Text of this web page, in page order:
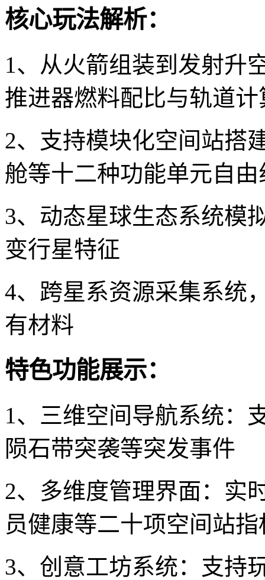
核心玩法解析：
1、从火箭组装到发射升
推进器燃料配比与轨道计
2、支持模块化空间站搭
舱等十二种功能单元自由
3、动态星球生态系统模
变行星特征
4、跨星系资源采集系统
有材料
特色功能展示：
1、三维空间导航系统：
陨石带突袭等突发事件
2、多维度管理界面：实
员健康等二十项空间站指
3、创意工坊系统：支持